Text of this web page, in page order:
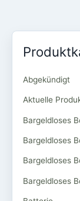
Abgekündigt
Aktuelle
Bargeldloses
Bargeldloses
Bargeldloses
Bargeldloses